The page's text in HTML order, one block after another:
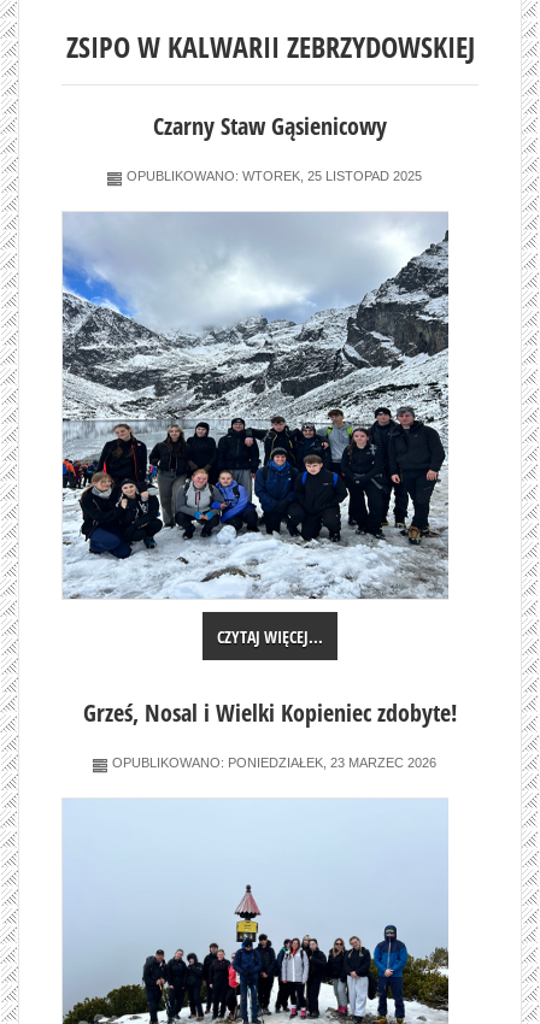
ZSIPO W KALWARII ZEBRZYDOWSKIEJ
Czarny Staw Gąsienicowy
OPUBLIKOWANO: WTOREK, 25 LISTOPAD 2025
CZYTAJ WIĘCEJ...
Grześ, Nosal i Wielki Kopieniec zdobyte!
OPUBLIKOWANO: PONIEDZIAŁEK, 23 MARZEC 2026